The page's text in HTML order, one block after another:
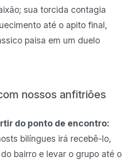
sua torcida contagia
até o apito final,
paisa em um duelo
nossos anfitriões
do ponto de encontro:
bilíngues irá recebê-lo,
bairro e levar o grupo até o